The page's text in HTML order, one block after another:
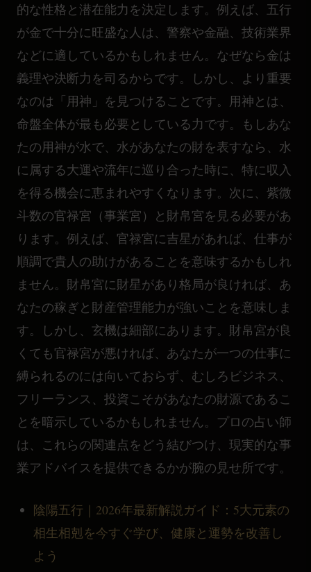
的な性格と潜在能力を決定します。例えば、五行
が金で十分に旺盛な人は、警察や金融、技術業界
などに適しているかもしれません。なぜなら金は
義理や決断力を司るからです。しかし、より重要
なのは「用神」を見つけることです。用神とは、
命盤全体が最も必要としている力です。もしあな
たの用神が水で、水があなたの財を表すなら、水
に属する大運や流年に巡り合った時に、特に収入
を得る機会に恵まれやすくなります。次に、紫微
斗数の官禄宮（事業宮）と財帛宮を見る必要があ
ります。例えば、官禄宮に吉星があれば、仕事が
順調で貴人の助けがあることを意味するかもしれ
ません。財帛宮に財星があり格局が良ければ、あ
なたの稼ぎと財産管理能力が強いことを意味しま
す。しかし、玄機は細部にあります。財帛宮が良
くても官禄宮が悪ければ、あなたが一つの仕事に
縛られるのには向いておらず、むしろビジネス、
フリーランス、投資こそがあなたの財源であるこ
とを暗示しているかもしれません。プロの占い師
は、これらの関連点をどう結びつけ、現実的な事
業アドバイスを提供できるかが腕の見せ所です。
陰陽五行｜2026年最新解説ガイド：5大元素の
相生相剋を今すぐ学び、健康と運勢を改善し
よう